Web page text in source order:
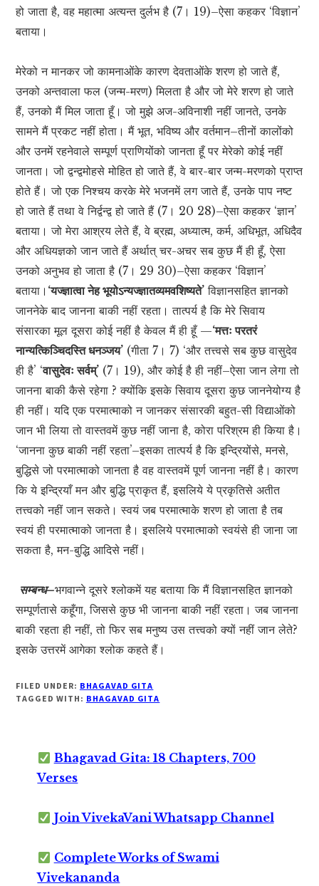
हो जाता है, वह महात्मा अत्यन्त दुर्लभ है (7। 19)–ऐसा कहकर ‘विज्ञान’
बताया।
मेरेको न मानकर जो कामनाओंके कारण देवताओंके शरण हो जाते हैं,
उनको अन्तवाला फल (जन्म-मरण) मिलता है और जो मेरे शरण हो जाते
हैं, उनको मैं मिल जाता हूँ। जो मुझे अज-अविनाशी नहीं जानते, उनके
सामने मैं प्रकट नहीं होता। मैं भूत, भविष्य और वर्तमान–तीनों कालोंको
और उनमें रहनेवाले सम्पूर्ण प्राणियोंको जानता हूँ पर मेरेको कोई नहीं
जानता। जो द्वन्द्वमोहसे मोहित हो जाते हैं, वे बार-बार जन्म-मरणको प्राप्त
होते हैं। जो एक निश्चय करके मेरे भजनमें लग जाते हैं, उनके पाप नष्ट
हो जाते हैं तथा वे निर्द्वन्द्व हो जाते हैं (7। 20 28)–ऐसा कहकर ‘ज्ञान’
बताया। जो मेरा आश्रय लेते हैं, वे ब्रह्म, अध्यात्म, कर्म, अधिभूत, अधिदैव
और अधियज्ञको जान जाते हैं अर्थात् चर-अचर सब कुछ मैं ही हूँ, ऐसा
उनको अनुभव हो जाता है (7। 29 30)–ऐसा कहकर ‘विज्ञान’
बताया। ‘यज्ज्ञात्वा नेह भूयोऽन्यज्ज्ञातव्यमवशिष्यते’ विज्ञानसहित ज्ञानको
जाननेके बाद जानना बाकी नहीं रहता। तात्पर्य है कि मेरे सिवाय
संसारका मूल दूसरा कोई नहीं है केवल मैं ही हूँ —‘मत्तः परतरं
नान्यत्किञ्चिदस्ति धनञ्जय’ (गीता 7। 7) ‘और तत्त्वसे सब कुछ वासुदेव
ही है’ ‘वासुदेवः सर्वम्’ (7। 19), और कोई है ही नहीं–ऐसा जान लेगा तो
जानना बाकी कैसे रहेगा ? क्योंकि इसके सिवाय दूसरा कुछ जाननेयोग्य है
ही नहीं। यदि एक परमात्माको न जानकर संसारकी बहुत-सी विद्याओंको
जान भी लिया तो वास्तवमें कुछ नहीं जाना है, कोरा परिश्रम ही किया है।
‘जानना कुछ बाकी नहीं रहता’–इसका तात्पर्य है कि इन्द्रियोंसे, मनसे,
बुद्धिसे जो परमात्माको जानता है वह वास्तवमें पूर्ण जानना नहीं है। कारण
कि ये इन्द्रियाँ मन और बुद्धि प्राकृत हैं, इसलिये ये प्रकृतिसे अतीत
तत्त्वको नहीं जान सकते। स्वयं जब परमात्माके शरण हो जाता है तब
स्वयं ही परमात्माको जानता है। इसलिये परमात्माको स्वयंसे ही जाना जा
सकता है, मन-बुद्धि आदिसे नहीं।
सम्बन्ध–भगवान्ने दूसरे श्लोकमें यह बताया कि मैं विज्ञानसहित ज्ञानको
सम्पूर्णतासे कहूँगा, जिससे कुछ भी जानना बाकी नहीं रहता। जब जानना
बाकी रहता ही नहीं, तो फिर सब मनुष्य उस तत्त्वको क्यों नहीं जान लेते?
इसके उत्तरमें आगेका श्लोक कहते हैं।
FILED UNDER: BHAGAVAD GITA
TAGGED WITH: BHAGAVAD GITA
Bhagavad Gita: 18 Chapters, 700
Verses
Join VivekaVani Whatsapp Channel
Complete Works of Swami
Vivekananda